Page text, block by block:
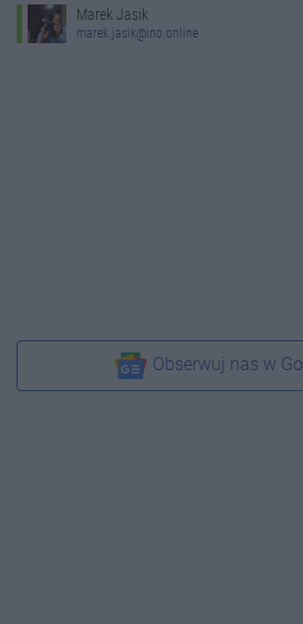
Marek Jasik
marek.jasik@ino.online
Obserwuj nas w